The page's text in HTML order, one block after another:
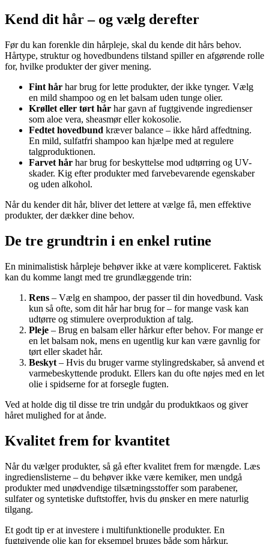
Kend dit hår – og vælg derefter
Før du kan forenkle din hårpleje, skal du kende dit hårs behov.
Hårtype, struktur og hovedbundens tilstand spiller en afgørende rolle
for, hvilke produkter der giver mening.
Fint hår har brug for lette produkter, der ikke tynger. Vælg
en mild shampoo og en let balsam uden tunge olier.
Krøllet eller tørt hår har gavn af fugtgivende ingredienser
som aloe vera, sheasmør eller kokosolie.
Fedtet hovedbund kræver balance – ikke hård affedtning.
En mild, sulfatfri shampoo kan hjælpe med at regulere
talgproduktionen.
Farvet hår har brug for beskyttelse mod udtørring og UV-
skader. Kig efter produkter med farvebevarende egenskaber
og uden alkohol.
Når du kender dit hår, bliver det lettere at vælge få, men effektive
produkter, der dækker dine behov.
De tre grundtrin i en enkel rutine
En minimalistisk hårpleje behøver ikke at være kompliceret. Faktisk
kan du komme langt med tre grundlæggende trin:
Rens – Vælg en shampoo, der passer til din hovedbund. Vask
kun så ofte, som dit hår har brug for – for mange vask kan
udtørre og stimulere overproduktion af talg.
Pleje – Brug en balsam eller hårkur efter behov. For mange er
en let balsam nok, mens en ugentlig kur kan være gavnlig for
tørt eller skadet hår.
Beskyt – Hvis du bruger varme stylingredskaber, så anvend et
varmebeskyttende produkt. Ellers kan du ofte nøjes med en let
olie i spidserne for at forsegle fugten.
Ved at holde dig til disse tre trin undgår du produktkaos og giver
håret mulighed for at ånde.
Kvalitet frem for kvantitet
Når du vælger produkter, så gå efter kvalitet frem for mængde. Læs
ingredienslisterne – du behøver ikke være kemiker, men undgå
produkter med unødvendige tilsætningsstoffer som parabener,
sulfater og syntetiske duftstoffer, hvis du ønsker en mere naturlig
tilgang.
Et godt tip er at investere i multifunktionelle produkter. En
fugtgivende olie kan for eksempel bruges både som hårkur,